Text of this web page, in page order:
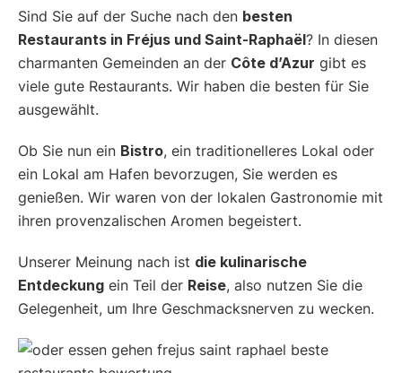
Sind Sie auf der Suche nach den besten
Restaurants in Fréjus und Saint-Raphaël? In diesen
charmanten Gemeinden an der Côte d’Azur gibt es
viele gute Restaurants. Wir haben die besten für Sie
ausgewählt.
Ob Sie nun ein Bistro, ein traditionelleres Lokal oder
ein Lokal am Hafen bevorzugen, Sie werden es
genießen. Wir waren von der lokalen Gastronomie mit
ihren provenzalischen Aromen begeistert.
Unserer Meinung nach ist die kulinarische
Entdeckung ein Teil der Reise, also nutzen Sie die
Gelegenheit, um Ihre Geschmacksnerven zu wecken.